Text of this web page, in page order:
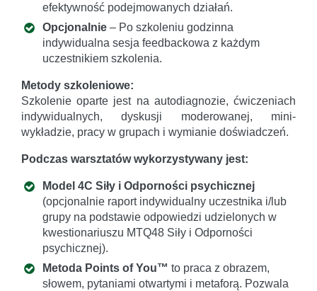
efektywność podejmowanych działań.
Opcjonalnie – Po szkoleniu godzinna
indywidualna sesja feedbackowa z każdym
uczestnikiem szkolenia.
Metody szkoleniowe:
Szkolenie oparte jest na autodiagnozie, ćwiczeniach
indywidualnych, dyskusji moderowanej, mini-
wykładzie, pracy w grupach i wymianie doświadczeń.
Podczas warsztatów wykorzystywany jest:
Model 4C Siły i Odporności psychicznej
(opcjonalnie raport indywidualny uczestnika i/lub
grupy na podstawie odpowiedzi udzielonych w
kwestionariuszu MTQ48 Siły i Odporności
psychicznej).
Metoda Points of You™ to praca z obrazem,
słowem, pytaniami otwartymi i metaforą. Pozwala